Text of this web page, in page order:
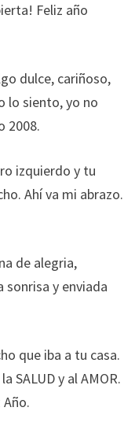
Feliz año
dulce, cariñoso,
lo siento, yo no
2008.
izquierdo y tu
Ahí va mi abrazo.
de alegria,
sonrisa y enviada
que iba a tu casa.
SALUD y al AMOR.